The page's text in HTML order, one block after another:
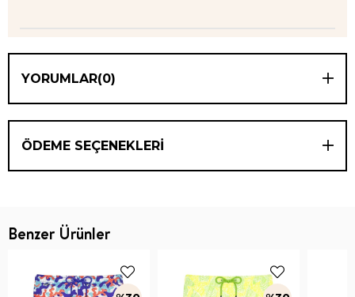
YORUMLAR(0)
ÖDEME SEÇENEKLERI
Benzer Ürünler